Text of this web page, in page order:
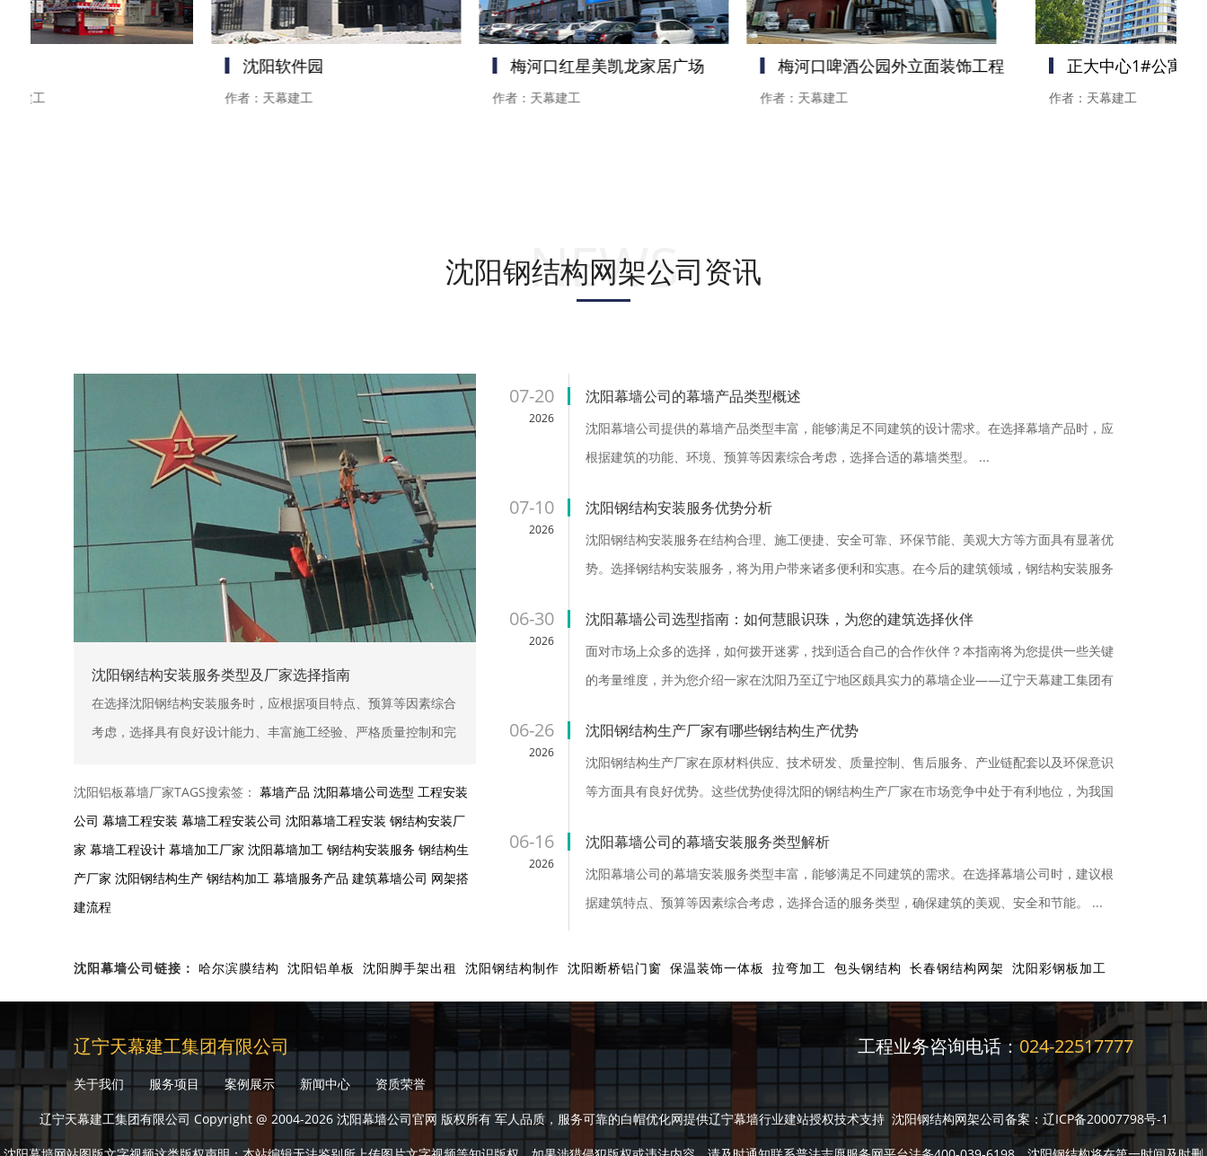
幕建工
沈阳软件园
作者：天幕建工
梅河口红星美凯龙家居广场
作者：天幕建工
梅河口啤酒公园外立面装饰工程
作者：天幕建工
正大中心1#公寓楼
作者：天幕建工
沈阳钢结构网架公司资讯
NEWS
沈阳钢结构安装服务类型及厂家选择指南
在选择沈阳钢结构安装服务时，应根据项目特点、预算等因素综合
考虑，选择具有良好设计能力、丰富施工经验、严格质量控制和完
程的质量和安全 ...
沈阳铝板幕墙厂家TAGS搜索签： 幕墙产品 沈阳幕墙公司选型 工程安装
公司 幕墙工程安装 幕墙工程安装公司 沈阳幕墙工程安装 钢结构安装厂
家 幕墙工程设计 幕墙加工厂家 沈阳幕墙加工 钢结构安装服务 钢结构生
产厂家 沈阳钢结构生产 钢结构加工 幕墙服务产品 建筑幕墙公司 网架搭
建流程
07-20
2026
沈阳幕墙公司的幕墙产品类型概述
沈阳幕墙公司提供的幕墙产品类型丰富，能够满足不同建筑的设计需求。在选择幕墙产品时，应
根据建筑的功能、环境、预算等因素综合考虑，选择合适的幕墙类型。 ...
07-10
2026
沈阳钢结构安装服务优势分析
沈阳钢结构安装服务在结构合理、施工便捷、安全可靠、环保节能、美观大方等方面具有显著优
势。选择钢结构安装服务，将为用户带来诸多便利和实惠。在今后的建筑领域，钢结构安装服务
06-30
2026
沈阳幕墙公司选型指南：如何慧眼识珠，为您的建筑选择伙伴
面对市场上众多的选择，如何拨开迷雾，找到适合自己的合作伙伴？本指南将为您提供一些关键
的考量维度，并为您介绍一家在沈阳乃至辽宁地区颇具实力的幕墙企业——辽宁天幕建工集团有
06-26
2026
沈阳钢结构生产厂家有哪些钢结构生产优势
沈阳钢结构生产厂家在原材料供应、技术研发、质量控制、售后服务、产业链配套以及环保意识
等方面具有良好优势。这些优势使得沈阳的钢结构生产厂家在市场竞争中处于有利地位，为我国
06-16
2026
沈阳幕墙公司的幕墙安装服务类型解析
沈阳幕墙公司的幕墙安装服务类型丰富，能够满足不同建筑的需求。在选择幕墙公司时，建议根
据建筑特点、预算等因素综合考虑，选择合适的服务类型，确保建筑的美观、安全和节能。 ...
沈阳幕墙公司链接： 哈尔滨膜结构 沈阳铝单板 沈阳脚手架出租 沈阳钢结构制作 沈阳断桥铝门窗 保温装饰一体板 拉弯加工 包头钢结构 长春钢结构网架 沈阳彩钢板加工
辽宁天幕建工集团有限公司
关于我们 服务项目 案例展示 新闻中心 资质荣誉
工程业务咨询电话：024-22517777
辽宁天幕建工集团有限公司 Copyright @ 2004-2026 沈阳幕墙公司官网 版权所有 军人品质，服务可靠的白帽优化网提供辽宁幕墙行业建站授权技术支持 沈阳钢结构网架公司备案： 辽ICP备20007798号-1